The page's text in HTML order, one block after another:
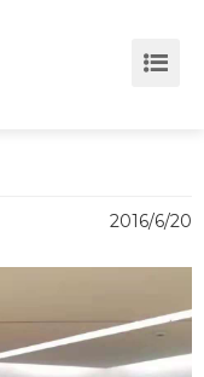
2016/6/20